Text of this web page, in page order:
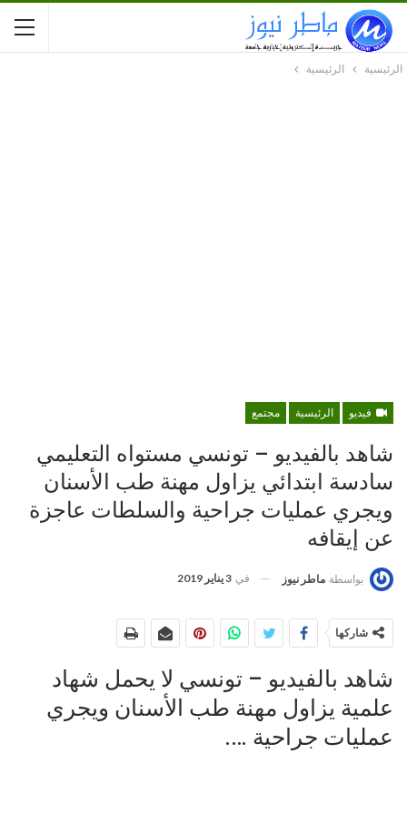
الرئيسية الرئيسية
فيديو الرئيسية مجتمع
شاهد بالفيديو – تونسي مستواه التعليمي
سادسة ابتدائي يزاول مهنة طب الأسنان
ويجري عمليات جراحية والسلطات عاجزة
عن إيقافه
بواسطة ماطر نيوز في 3 يناير 2019
شاركها
شاهد بالفيديو – تونسي لا يحمل شهاد
علمية يزاول مهنة طب الأسنان ويجري
عمليات جراحية ….